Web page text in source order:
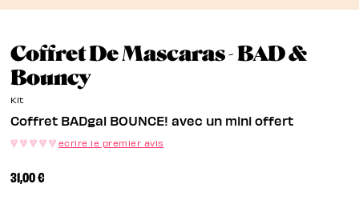
Coffret De Mascaras - BAD &
BouncyCoffret BADgal
Kit
Coffret BADgal BOUNCE! avec un mini offert
ecrire le premier avis
31,00 €